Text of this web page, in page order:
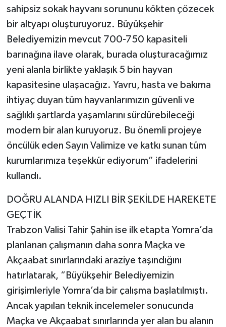
sahipsiz sokak hayvanı sorununu kökten çözecek
bir altyapı oluşturuyoruz. Büyükşehir
Belediyemizin mevcut 700-750 kapasiteli
barınağına ilave olarak, burada oluşturacağımız
yeni alanla birlikte yaklaşık 5 bin hayvan
kapasitesine ulaşacağız. Yavru, hasta ve bakıma
ihtiyaç duyan tüm hayvanlarımızın güvenli ve
sağlıklı şartlarda yaşamlarını sürdürebileceği
modern bir alan kuruyoruz. Bu önemli projeye
öncülük eden Sayın Valimize ve katkı sunan tüm
kurumlarımıza teşekkür ediyorum” ifadelerini
kullandı.
DOĞRU ALANDA HIZLI BİR ŞEKİLDE HAREKETE
GEÇTİK
Trabzon Valisi Tahir Şahin ise ilk etapta Yomra’da
planlanan çalışmanın daha sonra Maçka ve
Akçaabat sınırlarındaki araziye taşındığını
hatırlatarak, “Büyükşehir Belediyemizin
girişimleriyle Yomra’da bir çalışma başlatılmıştı.
Ancak yapılan teknik incelemeler sonucunda
Maçka ve Akçaabat sınırlarında yer alan bu alanın